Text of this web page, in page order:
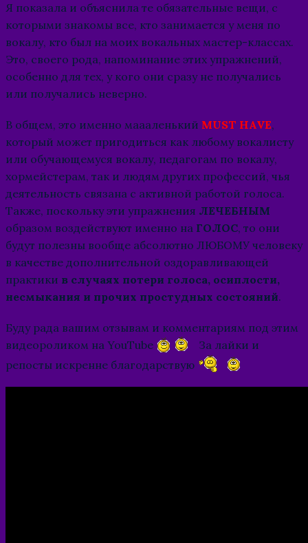
Я показала и объяснила те обязательные вещи, с
которыми знакомы все, кто занимается у меня по
вокалу, кто был на моих вокальных мастер-классах.
Это, своего рода, напоминание этих упражнений,
особенно для тех, у кого они сразу не получались
или получались неверно.
В общем, это именно маааленький MUST HAVE,
который может пригодиться как любому вокалисту
или обучающемуся вокалу, педагогам по вокалу,
хормейстерам, так и людям других профессий, чья
деятельность связана с активной работой голоса.
Также, поскольку эти упражнения ЛЕЧЕБНЫМ
образом воздействуют именно на ГОЛОС, то они
будут полезны вообще абсолютно ЛЮБОМУ человеку
в качестве дополнительной оздоравливающей
практики в случаях потери голоса, осиплости,
несмыкания и прочих простудных состояний.
Буду рада вашим отзывам и комментариям под этим
видеороликом на YouTube
За лайки и
репосты искренне благодарствую